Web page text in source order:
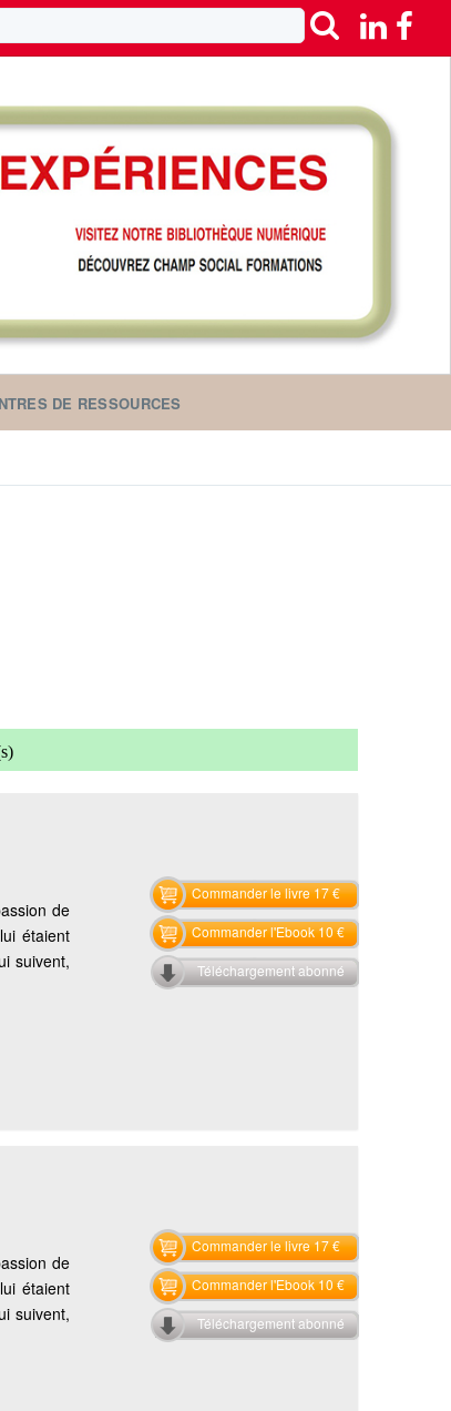
DE RESSOURCES
de
étaient
suivent,
Commander le livre 17 €
Commander l'Ebook 10 €
Téléchargement abonné
de
étaient
suivent,
Commander le livre 17 €
Commander l'Ebook 10 €
Téléchargement abonné